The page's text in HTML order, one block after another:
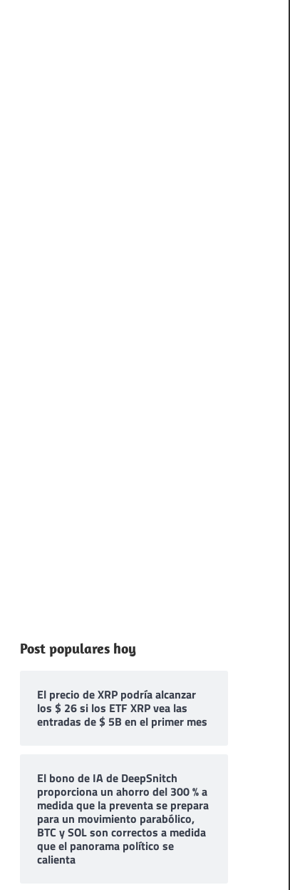
Post populares hoy
El precio de XRP podría alcanzar
los $ 26 si los ETF XRP vea las
entradas de $ 5B en el primer mes
El bono de IA de DeepSnitch
proporciona un ahorro del 300 % a
medida que la preventa se prepara
para un movimiento parabólico,
BTC y SOL son correctos a medida
que el panorama político se
calienta